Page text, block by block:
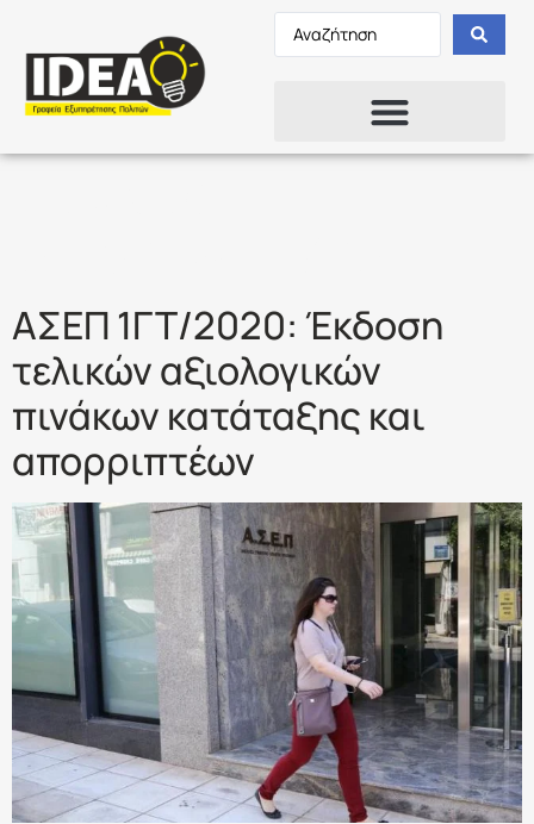
ΑΣΕΠ 1ΓΤ/2020: Έκδοση
τελικών αξιολογικών
πινάκων κατάταξης και
απορριπτέων